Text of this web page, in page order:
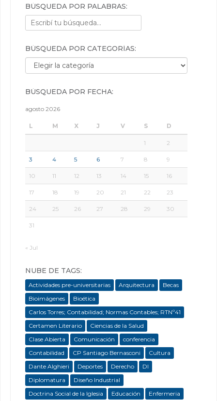
BÚSQUEDA POR PALABRAS:
BÚSQUEDA POR CATEGORÍAS:
Búsqueda por categorías:
BÚSQUEDA POR FECHA:
agosto 2026
L M X J V S D
1 2
3 4 5 6 7 8 9
10 11 12 13 14 15 16
17 18 19 20 21 22 23
24 25 26 27 28 29 30
31
« Jul
NUBE DE TAGS:
Actividades pre-universitarias Arquitectura
Becas
Bioimágenes
Bioética
Carlos Torres; Contabilidad; Normas Contables; RTNº41
Certamen Literario
Ciencias de la Salud
Clase Abierta
Comunicación
conferencia
Contabilidad
CP Santiago Bernasconi
Cultura
Dante Alghieri
Deportes Derecho
DI
Diplomatura
Diseño Industrial
Doctrina Social de la Iglesia
Educación
Enfermeria